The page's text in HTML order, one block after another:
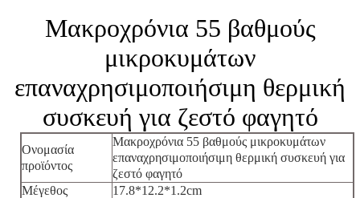
Μακροχρόνια 55 βαθμούς
μικροκυμάτων
επαναχρησιμοποιήσιμη θερμική
συσκευή για ζεστό φαγητό
Ονομασία
προϊόντος
Μακροχρόνια 55 βαθμούς μικροκυμάτων
επαναχρησιμοποιήσιμη θερμική συσκευή για
ζεστό φαγητό
Μέγεθος
17.8*12.2*1.2cm